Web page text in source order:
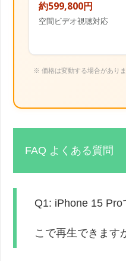
約599,800円
空間ビデオ視聴対応
※ 価格は変動する場合があり
FAQ よくある質問
Q1: iPhone 15
こで再生できます